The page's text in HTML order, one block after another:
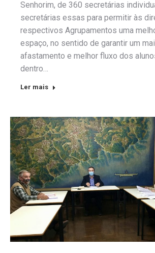
Senhorim, de 360 secretárias
secretárias essas para permitir às
respectivos Agrupamentos uma
espaço, no sentido de garantir um
afastamento e melhor fluxo dos
dentro…
Ler mais